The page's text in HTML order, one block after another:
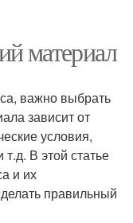
материал
важно выбрать
зависит от
условия,
В этой статье
и их
правильный